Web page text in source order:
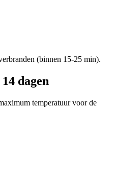
(binnen 15-25 min).
dagen
temperatuur voor de